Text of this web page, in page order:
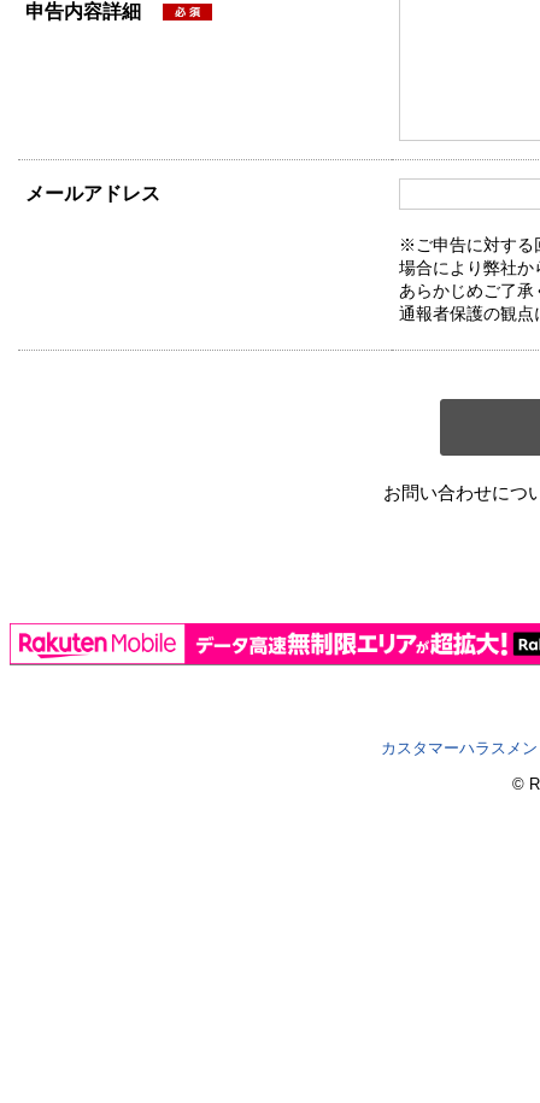
申告内容詳細
メールアドレス
※ご申告に対する
場合により弊社か
あらかじめご了承
通報者保護の観点
お問い合わせにつ
カスタマーハラスメ
©